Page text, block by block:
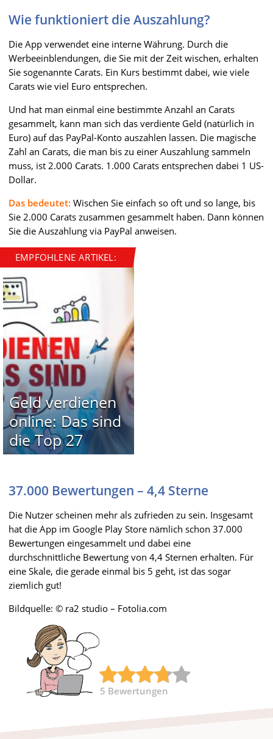
Wie funktioniert die Auszahlung?
Die App verwendet eine interne Währung. Durch die
Werbeeinblendungen, die Sie mit der Zeit wischen, erhalten
Sie sogenannte Carats. Ein Kurs bestimmt dabei, wie viele
Carats wie viel Euro entsprechen.
Und hat man einmal eine bestimmte Anzahl an Carats
gesammelt, kann man sich das verdiente Geld (natürlich in
Euro) auf das PayPal-Konto auszahlen lassen. Die magische
Zahl an Carats, die man bis zu einer Auszahlung sammeln
muss, ist 2.000 Carats. 1.000 Carats entsprechen dabei 1 US-
Dollar.
Das bedeutet: Wischen Sie einfach so oft und so lange, bis
Sie 2.000 Carats zusammen gesammelt haben. Dann können
Sie die Auszahlung via PayPal anweisen.
EMPFOHLENE ARTIKEL:
Geld verdienen
online: Das sind
die Top 27
37.000 Bewertungen – 4,4 Sterne
Die Nutzer scheinen mehr als zufrieden zu sein. Insgesamt
hat die App im Google Play Store nämlich schon 37.000
Bewertungen eingesammelt und dabei eine
durchschnittliche Bewertung von 4,4 Sternen erhalten. Für
eine Skale, die gerade einmal bis 5 geht, ist das sogar
ziemlich gut!
Bildquelle: © ra2 studio – Fotolia.com
5 Bewertungen